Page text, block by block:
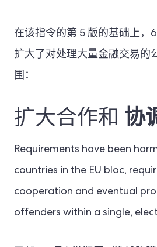
在该指令的第 5 版的基础上，
扩大了对处理大量金融交易的
围：
扩大合作和 协
Requirements have been
countries in the EU bloc,
cooperation and eventual
offenders within a single,